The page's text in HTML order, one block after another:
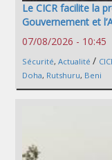
Le CICR facilite la
Gouvernement et
07/08/2026 - 10:45
Sécurité, Actualité /
Doha, Rutshuru, Beni